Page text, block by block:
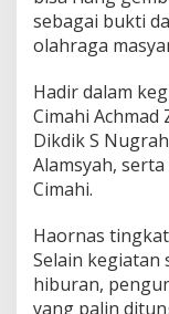
sebagai bukti
olahraga
Hadir dalam
Cimahi Achmad
Dikdik S
Alamsyah,
Cimahi.
Haornas
Selain kegiatan
hiburan,
yang palin